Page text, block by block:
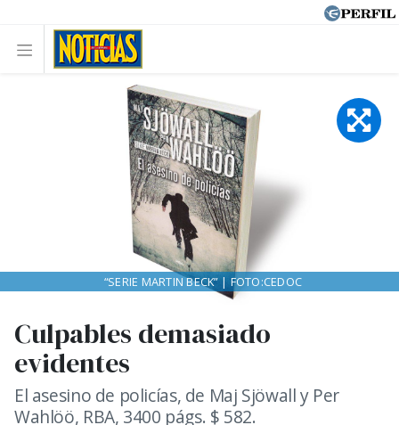
Culpables demasiado
evidentes
El asesino de policías, de Maj Sjöwall y Per
Wahlöö, RBA, 3400 págs. $ 582.
“SERIE MARTIN BECK” | FOTO:CEDOC